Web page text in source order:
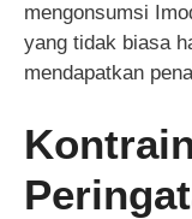
mengonsumsi
yang tidak biasa
mendapatkan